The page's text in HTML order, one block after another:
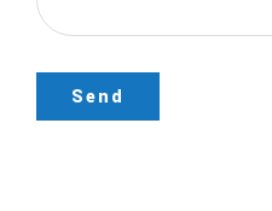
Send